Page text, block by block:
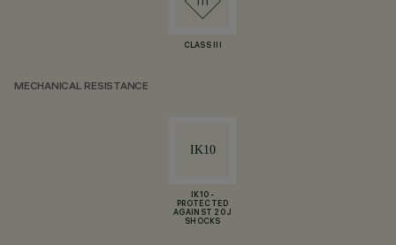
CLASS III
MECHANICAL RESISTANCE
IK10 -
PROTECTED
AGAINST 20 J
SHOCKS